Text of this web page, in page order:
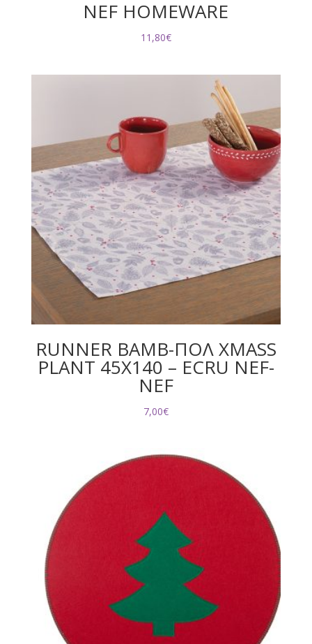
NEF HOMEWARE
11,80€
RUNNER ΒΑΜΒ-ΠΟΛ XMASS
PLANT 45X140 – ECRU NEF-
NEF
7,00€